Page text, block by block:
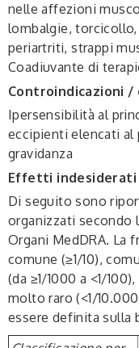
nelle affezioni
lombalgie,
periartriti, strappi
Coadiuvante di
Controindicazioni
Ipersensibilità al
eccipienti elencati al
gravidanza
Effetti indesiderati
Di seguito sono
organizzati secondo
Organi MedDRA. La
comune (≥1/10),
(da ≥1/1000 a <1/
molto raro (<1/
essere definita sulla